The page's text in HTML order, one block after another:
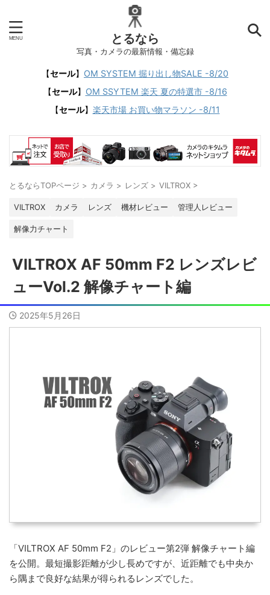
とるなら
写真・カメラの最新情報・備忘録
【セール】 OM SYSTEM 掘り出し物SALE -8/20
【セール】 OM SSYTEM 楽天 夏の特選市 -8/16
【セール】 楽天市場 お買い物マラソン -8/11
とるならTOPページ > カメラ > レンズ > VILTROX >
VILTROX カメラ レンズ 機材レビュー 管理人レビュー
解像力チャート
VILTROX AF 50mm F2 レンズレビ
ューVol.2 解像チャート編
2025年5月26日
「VILTROX AF 50mm F2」のレビュー第2弾 解像チャート編
を公開。最短撮影距離が少し長めですが、近距離でも中央か
ら隅まで良好な結果が得られるレンズでした。